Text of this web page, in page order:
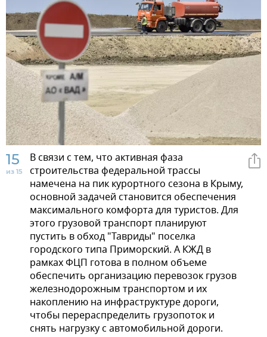
15
из 15
В связи с тем, что активная фаза
строительства федеральной трассы
намечена на пик курортного сезона в Крыму,
основной задачей становится обеспечения
максимального комфорта для туристов. Для
этого грузовой транспорт планируют
пустить в обход "Тавриды" поселка
городского типа Приморский. А КЖД в
рамках ФЦП готова в полном объеме
обеспечить организацию перевозок грузов
железнодорожным транспортом и их
накоплению на инфраструктуре дороги,
чтобы перераспределить грузопоток и
снять нагрузку с автомобильной дороги.